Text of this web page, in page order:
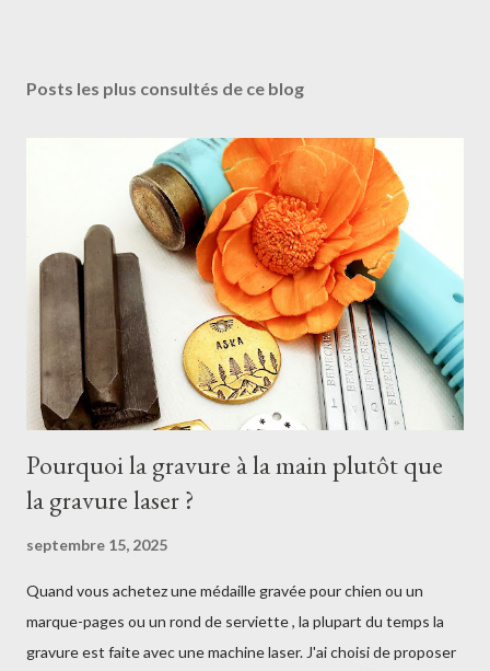
Posts les plus consultés de ce blog
Pourquoi la gravure à la main plutôt que
la gravure laser ?
septembre 15, 2025
Quand vous achetez une médaille gravée pour chien ou un
marque-pages ou un rond de serviette , la plupart du temps la
gravure est faite avec une machine laser. J'ai choisi de proposer